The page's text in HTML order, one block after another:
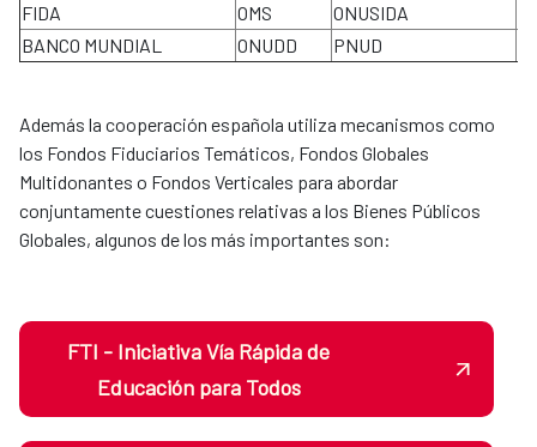
FIDA
OMS ONUSIDA
BANCO MUNDIAL
ONUDD PNUD
Además la cooperación española utiliza mecanismos como
los Fondos Fiduciarios Temáticos, Fondos Globales
Multidonantes o Fondos Verticales para abordar
conjuntamente cuestiones relativas a los Bienes Públicos
Globales, algunos de los más importantes son:
FTI - Iniciativa Vía Rápida de
Educación para Todos